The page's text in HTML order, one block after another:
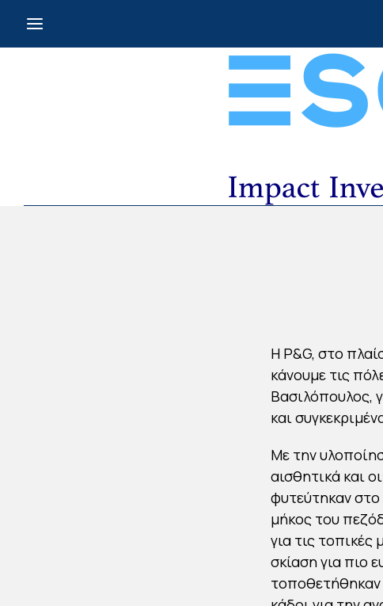
Η P&G, στο
κάνουμε τις
Βασιλόπουλος,
και
Με την
αισθητικά και
φυτεύτηκαν
μήκος του
για τις
σκίαση για πιο
τοποθετήθηκαν